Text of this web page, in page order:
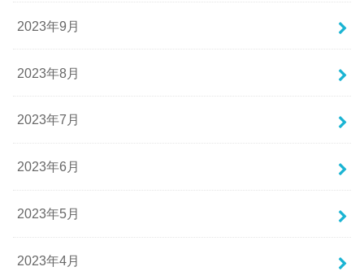
2023年9月
2023年8月
2023年7月
2023年6月
2023年5月
2023年4月